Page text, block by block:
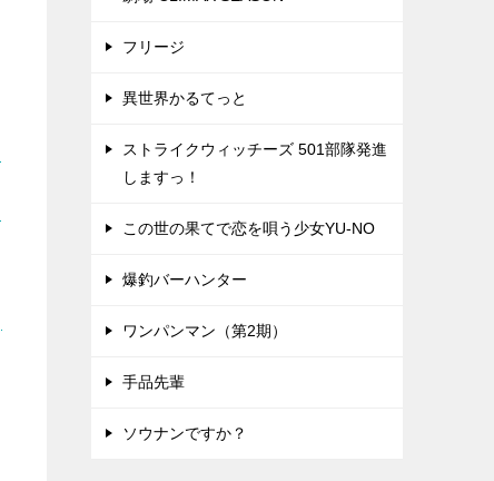
フリージ
異世界かるてっと
ストライクウィッチーズ 501部隊発進
しますっ！
この世の果てで恋を唄う少女YU-NO
爆釣バーハンター
ワンパンマン（第2期）
手品先輩
ソウナンですか？